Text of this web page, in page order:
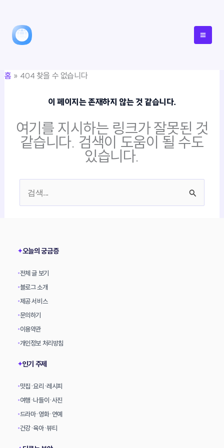
너홈 404 찾을 수 없습니다
이 페이지는 존재하지 않는 것 같습니다.
여기를 지시하는 링크가 잘못된 것
같습니다. 검색이 도움이 될 수도
있습니다.
✦오늘의 궁금증
•전체 글 보기
•블로그 소개
•제공 서비스
•문의하기
•이용약관
•개인정보 처리방침
✦인기 주제
•맛집·요리·레시피
•여행·나들이·사진
•드라마·영화·연예
•건강·육아·뷰티